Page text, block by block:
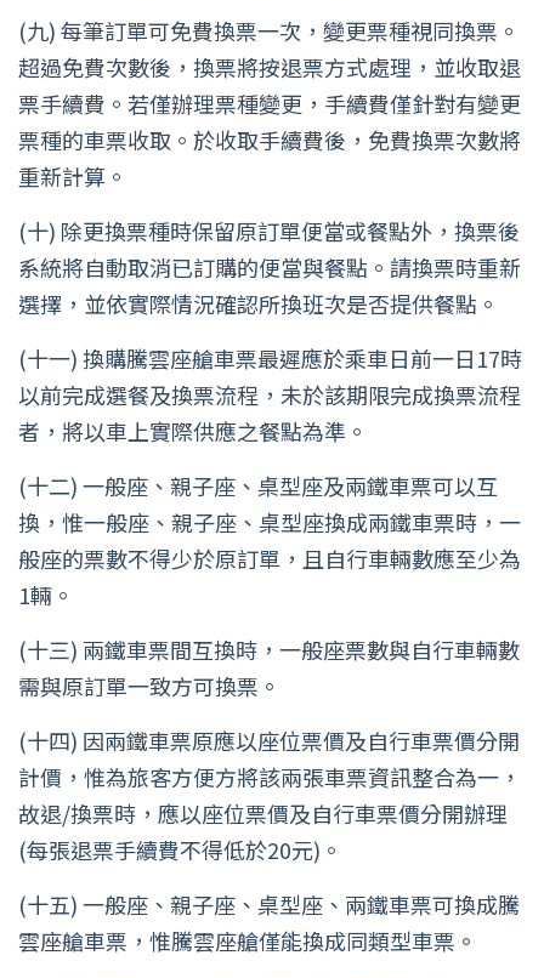
(九) 每筆訂單可免費換票一次，變更票種視同換票。
超過免費次數後，換票將按退票方式處理，並收取退
票手續費。若僅辦理票種變更，手續費僅針對有變更
票種的車票收取。於收取手續費後，免費換票次數將
重新計算。
(十) 除更換票種時保留原訂單便當或餐點外，換票後
系統將自動取消已訂購的便當與餐點。請換票時重新
選擇，並依實際情況確認所換班次是否提供餐點。
(十一) 換購騰雲座艙車票最遲應於乘車日前一日17時
以前完成選餐及換票流程，未於該期限完成換票流程
者，將以車上實際供應之餐點為準。
(十二) 一般座、親子座、桌型座及兩鐵車票可以互
換，惟一般座、親子座、桌型座換成兩鐵車票時，一
般座的票數不得少於原訂單，且自行車輛數應至少為
1輛。
(十三) 兩鐵車票間互換時，一般座票數與自行車輛數
需與原訂單一致方可換票。
(十四) 因兩鐵車票原應以座位票價及自行車票價分開
計價，惟為旅客方便方將該兩張車票資訊整合為一，
故退/換票時，應以座位票價及自行車票價分開辦理
(每張退票手續費不得低於20元)。
(十五) 一般座、親子座、桌型座、兩鐵車票可換成騰
雲座艙車票，惟騰雲座艙僅能換成同類型車票。